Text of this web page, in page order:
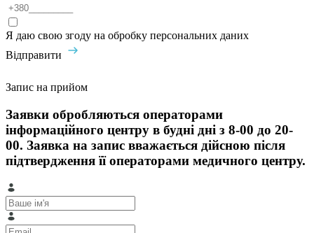
Я даю свою згоду на обробку персональних даних
Відправити
Запис на прийом
Заявки обробляються операторами
інформаційного центру в будні дні з 8-00 до 20-
00. Заявка на запис вважається дійсною після
підтвердження її операторами медичного центру.